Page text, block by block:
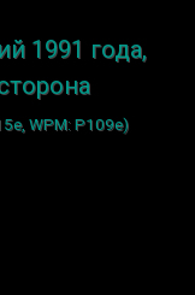
1991 года,
WPM: P109e)